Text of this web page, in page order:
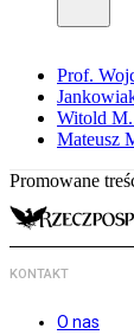
Prof.
Witold
Mateusz
Promowane
KONTAKT
O nas